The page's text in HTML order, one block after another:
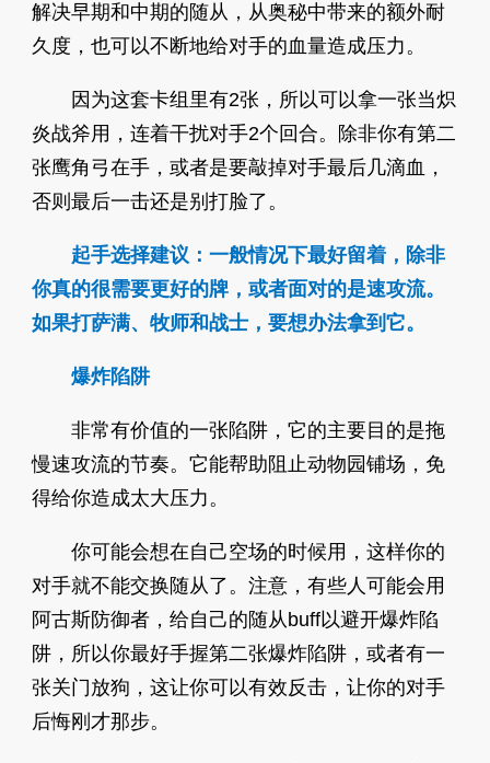
解决早期和中期的随从，从奥秘中带来的额外耐
久度，也可以不断地给对手的血量造成压力。
因为这套卡组里有2张，所以可以拿一张当炽
炎战斧用，连着干扰对手2个回合。除非你有第二
张鹰角弓在手，或者是要敲掉对手最后几滴血，
否则最后一击还是别打脸了。
起手选择建议：一般情况下最好留着，除非
你真的很需要更好的牌，或者面对的是速攻流。
如果打萨满、牧师和战士，要想办法拿到它。
爆炸陷阱
非常有价值的一张陷阱，它的主要目的是拖
慢速攻流的节奏。它能帮助阻止动物园铺场，免
得给你造成太大压力。
你可能会想在自己空场的时候用，这样你的
对手就不能交换随从了。注意，有些人可能会用
阿古斯防御者，给自己的随从buff以避开爆炸陷
阱，所以你最好手握第二张爆炸陷阱，或者有一
张关门放狗，这让你可以有效反击，让你的对手
后悔刚才那步。